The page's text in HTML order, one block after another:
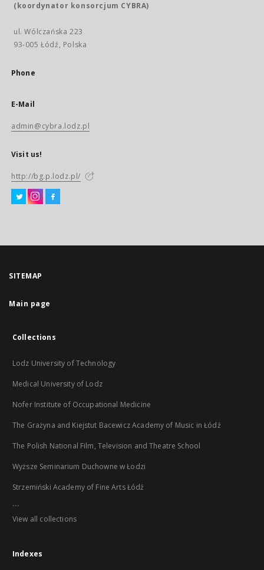
(koordynator konsorcjum CYBRA)
ul. Wólczańska 223
93-005 Łódź, Polska
Phone
E-Mail
admin@cybra.lodz.pl
Visit us!
http://bg.p.lodz.pl/
SITEMAP
Main page
Collections
Lodz University of Technology
Medical University of Lodz
Nofer Institute of Occupational Medicine
The Grażyna and Kiejstut Bacewicz Academy of Music in Łódź
The Polish National Film, Television and Theatre School
Wyższe Seminarium Duchowne w Łodzi
Strzemiński Academy of Fine Arts Łódź
...
View all collections
Indexes